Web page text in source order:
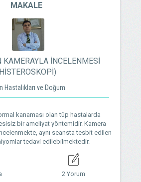
MAKALE
KAMERAYLA İNCELENMESİ
Hastalıkları ve Doğum
kanaması olan tüp hastalarda
bir ameliyat yöntemidir. Kamera
aynı seansta tesbit edilen
tedavi edilebilmektedir.
2 Yorum